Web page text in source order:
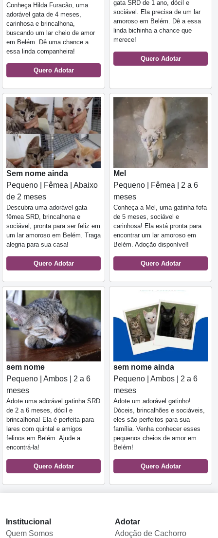
Conheça Hilda Furacão, uma
adorável gata de 4 meses,
carinhosa e brincalhona,
buscando um lar cheio de amor
em Belém. Dê uma chance a
essa linda companheira!
Quero Adotar
gata SRD de 1 ano, dócil e
sociável. Ela precisa de um lar
amoroso em Belém. Dê a essa
linda bichinha a chance que
merece!
Quero Adotar
Sem nome ainda
Pequeno | Fêmea | Abaixo
de 2 meses
Descubra uma adorável gata
fêmea SRD, brincalhona e
sociável, pronta para ser feliz em
um lar amoroso em Belém. Traga
alegria para sua casa!
Quero Adotar
Mel
Pequeno | Fêmea | 2 a 6
meses
Conheça a Mel, uma gatinha fofa
de 5 meses, sociável e
carinhosa! Ela está pronta para
encontrar um lar amoroso em
Belém. Adoção disponível!
Quero Adotar
sem nome
Pequeno | Ambos | 2 a 6
meses
Adote uma adorável gatinha SRD
de 2 a 6 meses, dócil e
brincalhona! Ela é perfeita para
lares com quintal e amigos
felinos em Belém. Ajude a
encontrá-la!
Quero Adotar
sem nome ainda
Pequeno | Ambos | 2 a 6
meses
Adote um adorável gatinho!
Dóceis, brincalhões e sociáveis,
eles são perfeitos para sua
família. Venha conhecer esses
pequenos cheios de amor em
Belém!
Quero Adotar
Institucional
Quem Somos
Adotar
Adoção de Cachorro